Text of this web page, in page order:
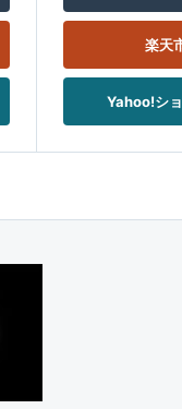
楽天
Yahoo!シ